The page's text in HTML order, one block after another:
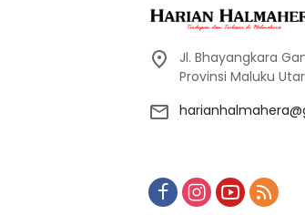
Jl. Bhayangkara
Provinsi Maluku